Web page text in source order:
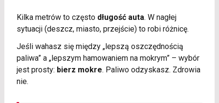
Kilka metrów to często długość auta. W nagłej
sytuacji (deszcz, miasto, przejście) to robi różnicę.
Jeśli wahasz się między „lepszą oszczędnością
paliwa” a „lepszym hamowaniem na mokrym” – wybór
jest prosty: bierz mokre. Paliwo odzyskasz. Zdrowia
nie.